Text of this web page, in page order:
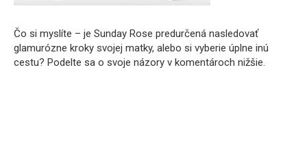
Čo si myslíte – je Sunday Rose predurčená nasledovať
glamurózne kroky svojej matky, alebo si vyberie úplne inú
cestu? Podelte sa o svoje názory v komentároch nižšie.